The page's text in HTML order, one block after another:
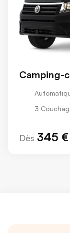
Camping-
3
Dès 345 €